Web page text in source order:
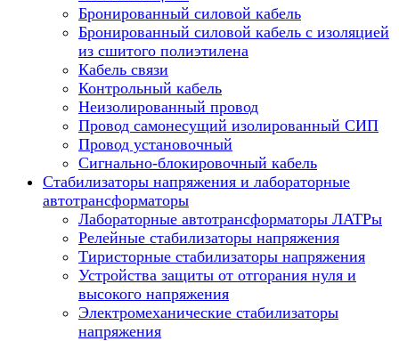
Бронированный силовой кабель
Бронированный силовой кабель с изоляцией
из сшитого полиэтилена
Кабель связи
Контрольный кабель
Неизолированный провод
Провод самонесущий изолированный СИП
Провод установочный
Сигнально-блокировочный кабель
Стабилизаторы напряжения и лабораторные
автотрансформаторы
Лабораторные автотрансформаторы ЛАТРы
Релейные стабилизаторы напряжения
Тиристорные стабилизаторы напряжения
Устройства защиты от отгорания нуля и
высокого напряжения
Электромеханические стабилизаторы
напряжения